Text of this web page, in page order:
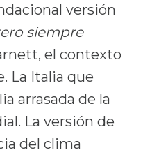
versión
siempre
el contexto
La Italia que
arrasada de la
La versión de
del clima